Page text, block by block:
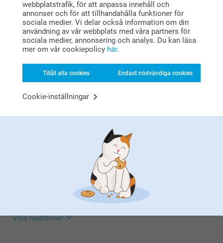
webbplatstrafik, för att anpassa innehåll och
annonser och för att tillhandahålla funktioner för
sociala medier. Vi delar också information om din
användning av vår webbplats med våra partners för
sociala medier, annonsering och analys. Du kan läsa
mer om vår cookiepolicy här.
Tillåt alla cookies Endast nödvändiga cookies
Cookie-inställningar
här
Johansson,
2026-08-05
Nöjd med kvalitén och hur bilderna blev i boken. Känns
lyxigt med tjockare papper.
Visa reaktioner